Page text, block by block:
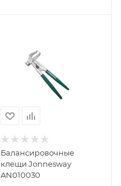
Балансировочные
клещи Jonnesway
AN010030